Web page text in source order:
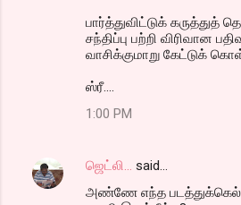
பார்த்துவிட்டுக் கருத்துத்
சந்திப்பு பற்றி விரிவான
வாசிக்குமாறு கேட்டுக்
ஸ்ரீ....
1:00 PM
ஜெட்லி...
said…
அண்ணே எந்த